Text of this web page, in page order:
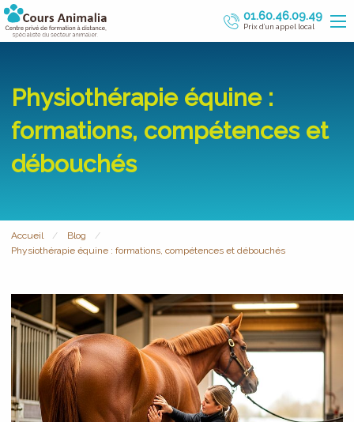
01.60.46.09.49
Prix d’un appel local
Physiothérapie équine :
formations, compétences et
débouchés
Accueil
Blog
Physiothérapie équine : formations, compétences et débouchés